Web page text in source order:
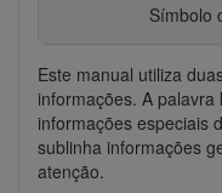
Símbolo
Este manual utiliza
informações. A palavra
informações especiais
sublinha informações
atenção.